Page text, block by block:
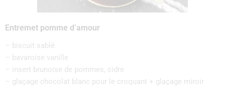
Entremet pomme d’amour
– biscuit sablé
– bavaroise vanille
– insert brunoise de pommes, cidre
– glaçage chocolat blanc pour le croquant + glaçage miroir